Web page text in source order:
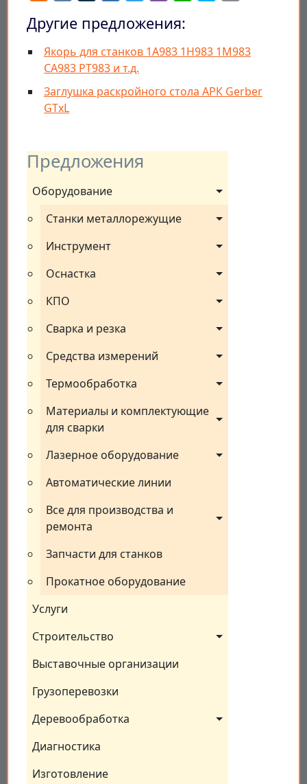
Предложения
Оборудование
Станки металлорежущие
Инструмент
Оснастка
КПО
Сварка и резка
Средства измерений
Термообработка
Материалы и комплектующие
для сварки
Лазерное оборудование
Автоматические линии
Все для производства и
ремонта
Запчасти для станков
Прокатное оборудование
Услуги
Строительство
Выставочные организации
Грузоперевозки
Деревообработка
Диагностика
Изготовление
Другие предложения:
Якорь для станков 1А983 1Н983 1М983
СА983 РТ983 и т.д.
Заглушка раскройного стола АРК Gerber
GTxL